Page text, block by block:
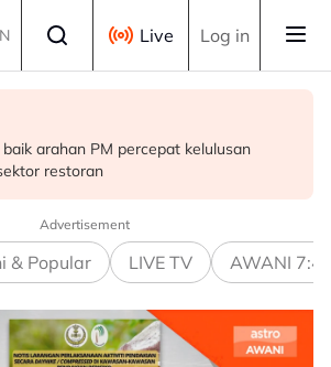
Live Log in
arahan PM percepat kelulusan
restoran
siapa diperintah pergi? Tunggu dan
Baru terjejas, kerja
dijalankan
Advertisement
& Popular LIVE TV AWANI